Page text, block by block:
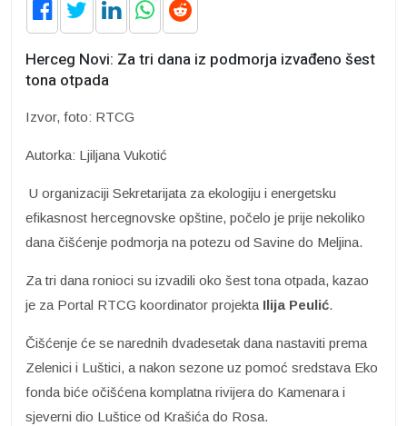
Herceg Novi: Za tri dana iz podmorja izvađeno šest
tona otpada
Izvor, foto: RTCG
Autorka: Ljiljana Vukotić
U organizaciji Sekretarijata za ekologiju i energetsku
efikasnost hercegnovske opštine, počelo je prije nekoliko
dana čišćenje podmorja na potezu od Savine do Meljina.
Za tri dana ronioci su izvadili oko šest tona otpada, kazao
je za Portal RTCG koordinator projekta Ilija Peulić.
Čišćenje će se narednih dvadesetak dana nastaviti prema
Zelenici i Luštici, a nakon sezone uz pomoć sredstava Eko
fonda biće očišćena komplatna rivijera do Kamenara i
sjeverni dio Luštice od Krašića do Rosa.